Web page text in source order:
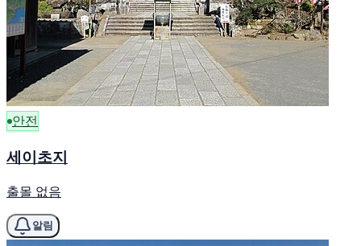
안전
세이초지
출몰 없음
알림